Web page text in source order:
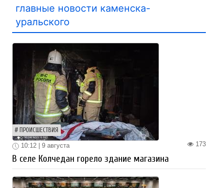
главные новости каменска-
уральского
ПРОИСШЕСТВИЯ
173
10:12 | 9 августа
В селе Колчедан горело здание магазина